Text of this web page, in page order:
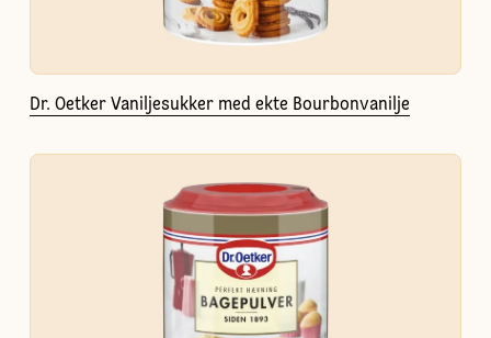
Dr. Oetker Vaniljesukker med ekte Bourbonvanilje